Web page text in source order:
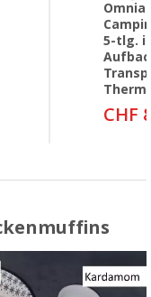
Omnia
5-tlg.
CHF